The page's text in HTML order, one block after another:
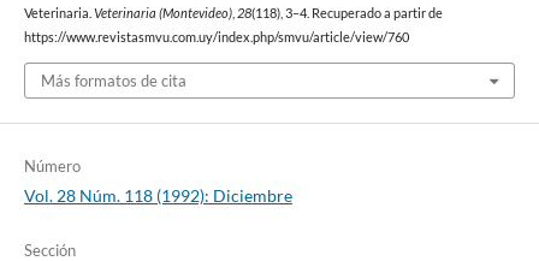
Veterinaria. Veterinaria (Montevideo), 28(118), 3–4. Recuperado a partir de
https://www.revistasmvu.com.uy/index.php/smvu/article/view/760
Más formatos de cita
Número
Vol. 28 Núm. 118 (1992): Diciembre
Sección